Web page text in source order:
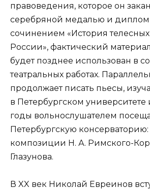
правоведения, которое он
серебряной медалью и
сочинением «История
России», фактический
будет позднее использован в
театральных работах.
продолжает писать пьесы,
в Петербургском университете
годы вольнослушателем
Петербургскую консерваторию:
композиции Н. А. Римского-
Глазунова.
В XX век Николай Евреинов